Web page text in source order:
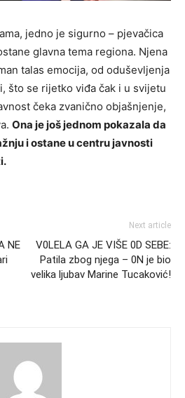
jedno je sigurno – pjevačica
glavna tema regiona. Njena
talas emocija, od oduševljenja
što se rijetko viđa čak i u svijetu
čeka zvanično objašnjenje,
Ona je još jednom pokazala da
i ostane u centru javnosti
NE
Next article
V0LELA GA JE VIŠE 0D SEBE:
Patila zbog njega – 0N je bio
velika ljubav Marine Tucaković!